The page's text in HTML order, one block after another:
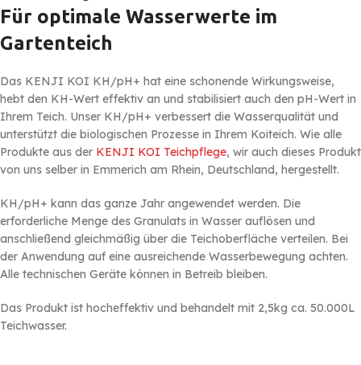
Für optimale Wasserwerte im
Gartenteich
Das KENJI KOI KH/pH+ hat eine schonende Wirkungsweise,
hebt den KH-Wert effektiv an und stabilisiert auch den pH-Wert in
Ihrem Teich. Unser KH/pH+ verbessert die Wasserqualität und
unterstützt die biologischen Prozesse in Ihrem Koiteich. Wie alle
Produkte aus der KENJI KOI Teichpflege, wir auch dieses Produkt
von uns selber in Emmerich am Rhein, Deutschland, hergestellt.
KH/pH+ kann das ganze Jahr angewendet werden. Die
erforderliche Menge des Granulats in Wasser auflösen und
anschließend gleichmäßig über die Teichoberfläche verteilen. Bei
der Anwendung auf eine ausreichende Wasserbewegung achten.
Alle technischen Geräte können in Betreib bleiben.
Das Produkt ist hocheffektiv und behandelt mit 2,5kg ca. 50.000L
Teichwasser.